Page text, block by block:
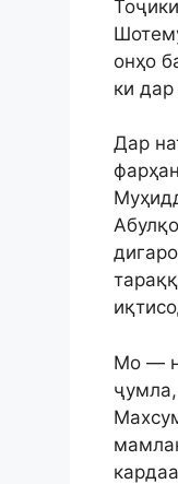
онҳо
ки
Дар
Мо —